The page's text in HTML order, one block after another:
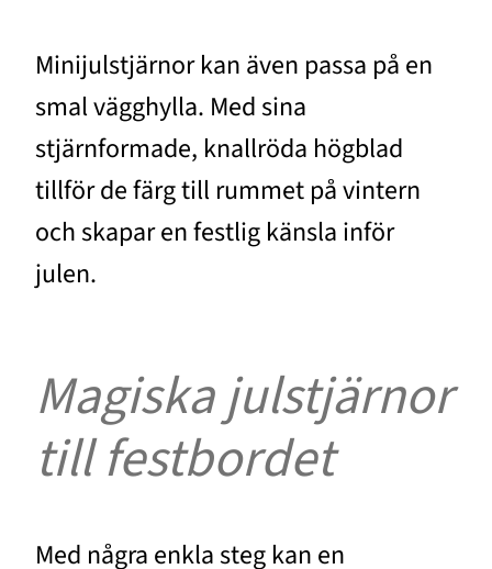
Minijulstjärnor kan även passa på en
smal vägghylla. Med sina
stjärnformade, knallröda högblad
tillför de färg till rummet på vintern
och skapar en festlig känsla inför
julen.
Magiska julstjärnor
till festbordet
Med några enkla steg kan en